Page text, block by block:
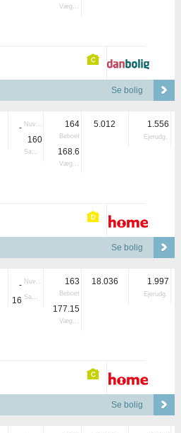
Vægtet
Se bolig
- Nuvær.
160
Samlet
164
Beboet
168.6
Vægtet
5.012 1.556
Ejerudg.
Se bolig
- Nuvær.
16 Samlet
163
Beboet
177.15
Vægtet
18.036 1.997
Ejerudg.
Se bolig